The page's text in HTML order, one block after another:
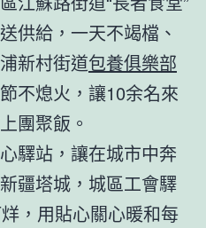
供給，一天不竭檔、
新村街道包養俱樂部
不熄火，讓10余名來
團聚飯。
驛站，讓在城市中奔
疆塔城，城區工會驛
，用貼心關心暖和每